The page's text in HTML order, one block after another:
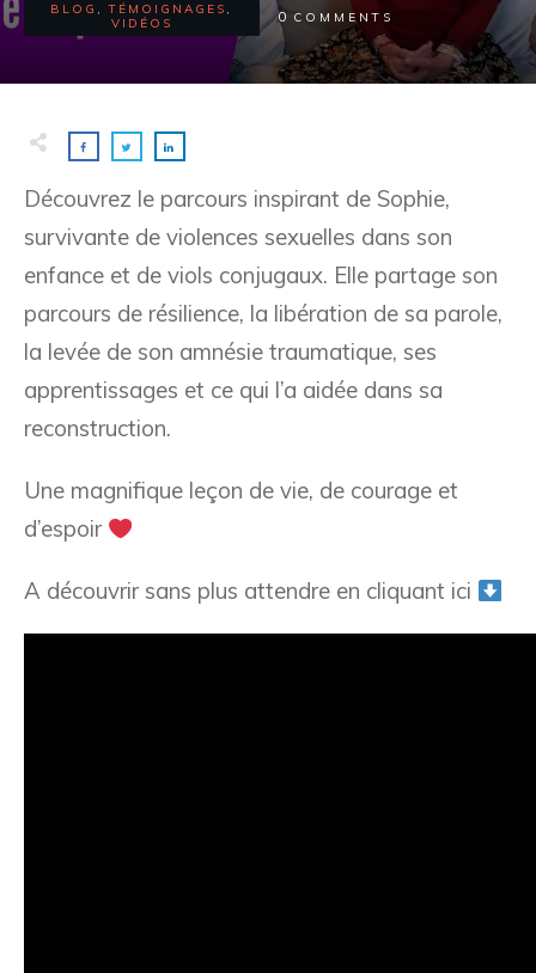
BLOG ,TÉMOIGNAGES ,
VIDÉOS
0 COMMENTS
Découvrez le parcours inspirant de Sophie,
survivante de violences sexuelles dans son
enfance et de viols conjugaux. Elle partage son
parcours de résilience, la libération de sa parole,
la levée de son amnésie traumatique, ses
apprentissages et ce qui l’a aidée dans sa
reconstruction.
Une magnifique leçon de vie, de courage et
d’espoir
A découvrir sans plus attendre en cliquant ici